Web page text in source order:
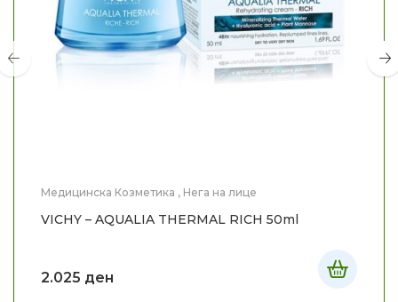
Медицинска Козметика , Нега на лице
VICHY – AQUALIA THERMAL RICH 50ml
2.025 ден